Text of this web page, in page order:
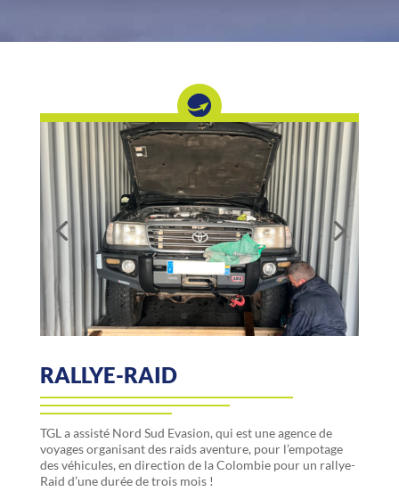
RALLYE-RAID
TGL a assisté Nord Sud Evasion, qui est une agence de
voyages organisant des raids aventure, pour l’empotage
des véhicules, en direction de la Colombie pour un rallye-
Raid d’une durée de trois mois !